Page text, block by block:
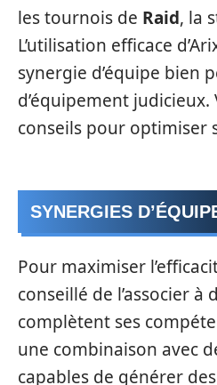
les tournois de Raid, la
L’utilisation efficace
synergie d’équipe bien
d’équipement
conseils pour optimiser
SYNERGIES
Pour maximiser
conseillé de l’associer à
complètent ses
une combinaison avec
capables de générer